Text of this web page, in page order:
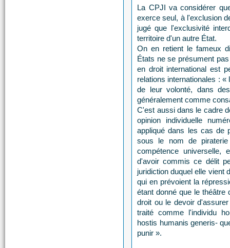
La CPJI va considérer
exerce seul, à l'exclusion
jugé que l'exclusivité
territoire d'un autre État.
On en retient le fameux
États ne se présument
en droit international est
relations internationales :
de leur volonté, dans
généralement comme
C'est aussi dans le cadre
opinion individuelle
appliqué dans les cas de
sous le nom de
compétence universelle,
d'avoir commis ce délit
juridiction duquel elle vient
qui en prévoient la
étant donné que le théâtre
droit ou le devoir
traité comme l'individu
hostis humanis generis-
punir ».